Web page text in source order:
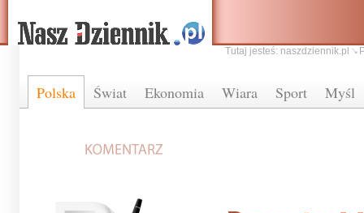
Polska Świat Ekonomia Wiara Sport Myśl
Tutaj jesteś: naszdziennik.pl